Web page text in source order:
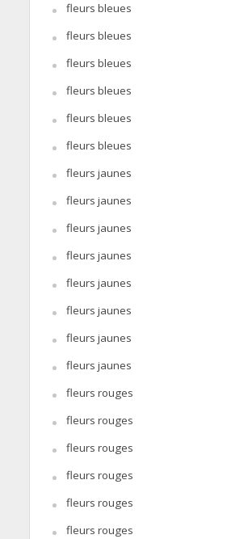
fleurs bleues
fleurs bleues
fleurs bleues
fleurs bleues
fleurs bleues
fleurs bleues
fleurs jaunes
fleurs jaunes
fleurs jaunes
fleurs jaunes
fleurs jaunes
fleurs jaunes
fleurs jaunes
fleurs jaunes
fleurs rouges
fleurs rouges
fleurs rouges
fleurs rouges
fleurs rouges
fleurs rouges